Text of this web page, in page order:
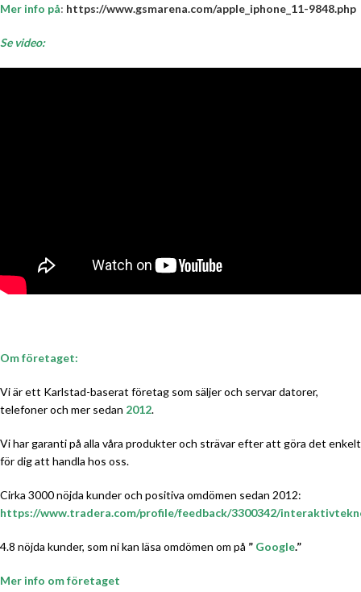
Mer info på: https://www.gsmarena.com/apple_iphone_11-9848.php
Se video:
Om företaget:
Vi är ett Karlstad-baserat företag som säljer och servar datorer,
telefoner och mer sedan 2012.
Vi har garanti på alla våra produkter och strävar efter att göra det enkelt
för dig att handla hos oss.
Cirka 3000 nöjda kunder och positiva omdömen sedan 2012:
https://www.tradera.com/profile/feedback/3300342/
4.8 nöjda kunder, som ni kan läsa omdömen om på ” Google.”
Mer info om företaget